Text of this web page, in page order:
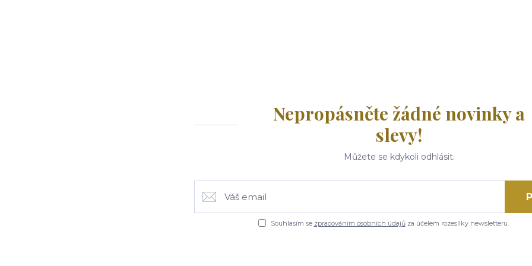
Nepropásněte žádné novinky a
slevy!
Můžete se kdykoli odhlásit.
Souhlasím se zpracováním osobních údajůza účelem rozesílky newsletteru.